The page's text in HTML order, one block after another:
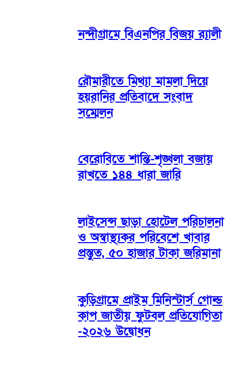
নন্দীগ্রামে বিএনপির বিজয় র‌্যালী
রৌমারীতে মিথ্যা মামলা দিয়ে
হয়রানির প্রতিবাদে সংবাদ
সম্মেলন
বেরোবিতে শান্তি-শৃঙ্খলা বজায়
রাখতে ১৪৪ ধারা জারি
লাইসেন্স ছাড়া হোটেল পরিচালনা
ও অস্বাস্থ্যকর পরিবেশে খাবার
প্রস্তুত, ৫০ হাজার টাকা জরিমানা
কুড়িগ্রামে প্রাইম মিনিস্টার্স গোল্ড
কাপ জাতীয় ফুটবল প্রতিযোগিতা
-২০২৬ উদ্বোধন